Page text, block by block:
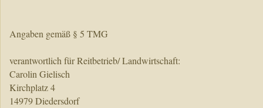
Angaben gemäß § 5 TMG
verantwortlich für Reitbetrieb/ Landwirtschaft:
Carolin Gielisch
Kirchplatz 4
14979 Diedersdorf